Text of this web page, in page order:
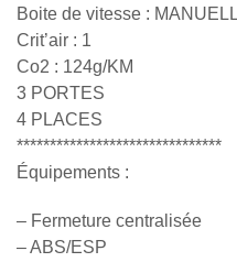
Boite de vitesse :
Crit’air : 1
Co2 : 124g/KM
3 PORTES
4 PLACES
*******************************
Équipements :
– Fermeture centralisée
– ABS/ESP